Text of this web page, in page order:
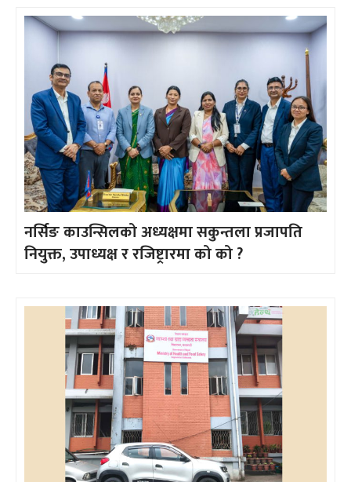
नर्सिङ काउन्सिलको अध्यक्षमा सकुन्तला प्रजापति
नियुक्त, उपाध्यक्ष र रजिष्ट्रारमा को को ?